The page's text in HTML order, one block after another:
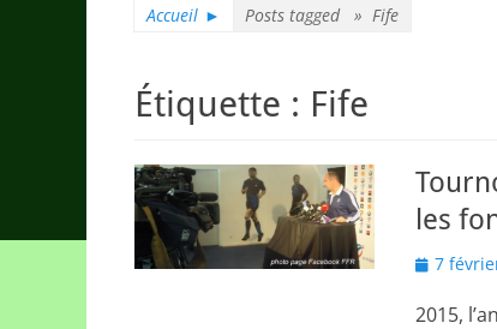
Accueil ► Posts tagged » Fife
Étiquette : Fife
les
Posted
7
2015,